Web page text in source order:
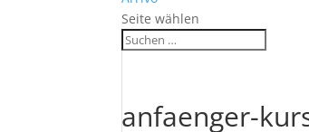
Seite wählen
anfaenger-